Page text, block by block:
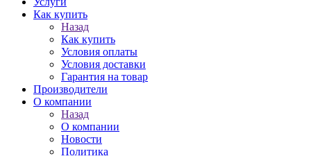
Как купить
Назад
Как купить
Условия оплаты
Условия доставки
Гарантия на товар
Производители
О компании
Назад
О компании
Новости
Политика